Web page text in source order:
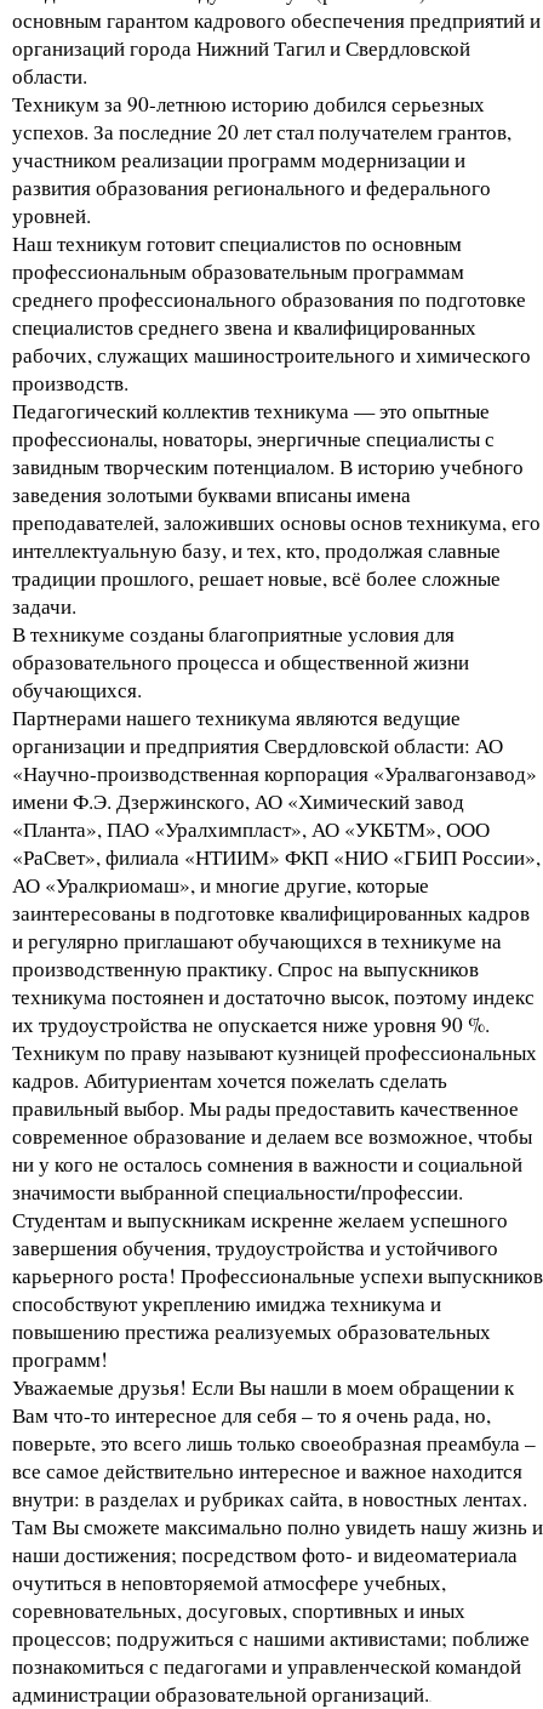
основным гарантом кадрового обеспечения предприятий и
организаций города Нижний Тагил и Свердловской
области.
Техникум за 90-летнюю историю добился серьезных
успехов. За последние 20 лет стал получателем грантов,
участником реализации программ модернизации и
развития образования регионального и федерального
уровней.
Наш техникум готовит специалистов по основным
профессиональным образовательным программам
среднего профессионального образования по подготовке
специалистов среднего звена и квалифицированных
рабочих, служащих машиностроительного и химического
производств.
Педагогический коллектив техникума — это опытные
профессионалы, новаторы, энергичные специалисты с
завидным творческим потенциалом. В историю учебного
заведения золотыми буквами вписаны имена
преподавателей, заложивших основы основ техникума, его
интеллектуальную базу, и тех, кто, продолжая славные
традиции прошлого, решает новые, всё более сложные
задачи.
В техникуме созданы благоприятные условия для
образовательного процесса и общественной жизни
обучающихся.
Партнерами нашего техникума являются ведущие
организации и предприятия Свердловской области: АО
«Научно-производственная корпорация «Уралвагонзавод»
имени Ф.Э. Дзержинского, АО «Химический завод
«Планта», ПАО «Уралхимпласт», АО «УКБТМ», ООО
«РаСвет», филиала «НТИИМ» ФКП «НИО «ГБИП России»,
АО «Уралкриомаш», и многие другие, которые
заинтересованы в подготовке квалифицированных кадров
и регулярно приглашают обучающихся в техникуме на
производственную практику. Спрос на выпускников
техникума постоянен и достаточно высок, поэтому индекс
их трудоустройства не опускается ниже уровня 90 %.
Техникум по праву называют кузницей профессиональных
кадров. Абитуриентам хочется пожелать сделать
правильный выбор. Мы рады предоставить качественное
современное образование и делаем все возможное, чтобы
ни у кого не осталось сомнения в важности и социальной
значимости выбранной специальности/профессии.
Студентам и выпускникам искренне желаем успешного
завершения обучения, трудоустройства и устойчивого
карьерного роста! Профессиональные успехи выпускников
способствуют укреплению имиджа техникума и
повышению престижа реализуемых образовательных
программ!
Уважаемые друзья! Если Вы нашли в моем обращении к
Вам что-то интересное для себя – то я очень рада, но,
поверьте, это всего лишь только своеобразная преамбула –
все самое действительно интересное и важное находится
внутри: в разделах и рубриках сайта, в новостных лентах.
Там Вы сможете максимально полно увидеть нашу жизнь и
наши достижения; посредством фото- и видеоматериала
очутиться в неповторяемой атмосфере учебных,
соревновательных, досуговых, спортивных и иных
процессов; подружиться с нашими активистами; поближе
познакомиться с педагогами и управленческой командой
администрации образовательной организаций.